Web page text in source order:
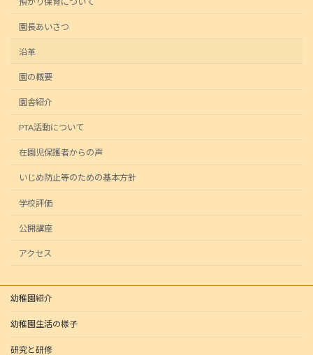
園長あいさつ
沿革
園の概要
園舎紹介
PTA活動について
在園児保護者からの声
いじめ防止等のための基本方針
学校評価
公開講座
アクセス
幼稚園紹介
幼稚園生活の様子
研究と研修